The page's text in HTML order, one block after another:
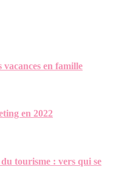
vacances en famille
en 2022
tourisme : vers qui se